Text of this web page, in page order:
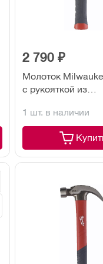
2 790 ₽
Молоток
с рукояткой из
1 шт. в наличии